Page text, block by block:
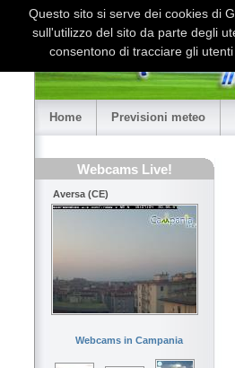
Home Previsioni meteo
Webcams Live!
Aversa (CE)
Webcams in Campania
Questo sito si serve dei cookies di
sull'utilizzo del sito da parte degli
consentono di tracciare gli